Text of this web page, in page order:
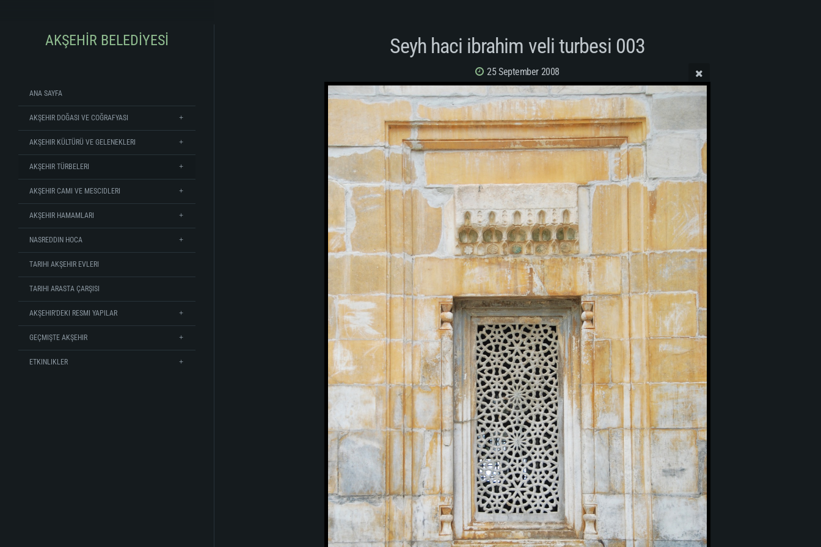
AKŞEHİR BELEDİYESİ
ANA SAYFA
AKŞEHIR DOĞASI VE COĞRAFYASI
AKŞEHIR KÜLTÜRÜ VE GELENEKLERI
AKŞEHIR TÜRBELERI
AKŞEHIR CAMI VE MESCIDLERI
AKŞEHIR HAMAMLARI
NASREDDIN HOCA
TARIHI AKŞEHIR EVLERI
TARIHI ARASTA ÇARŞISI
AKŞEHIR'DEKI RESMI YAPILAR
GEÇMIŞTE AKŞEHIR
ETKINLIKLER
Seyh haci ibrahim veli turbesi 003
25 September 2008